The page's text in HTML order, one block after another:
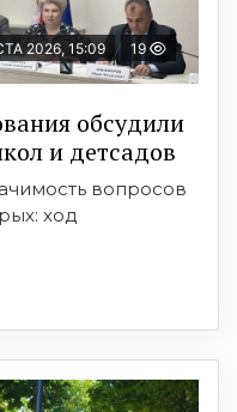
2026, 15:09 19
обсудили
и детсадов
вопросов
ход